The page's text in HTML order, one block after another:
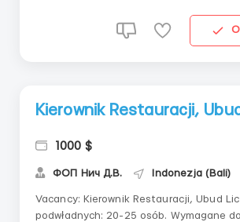
Kierownik Restauracji, Ubud
1000 $
ФОП Нич Д.В. Indonezja (Bali)
Vacancy: Kierownik Restauracji, Ubud Liczba
podwładnych: 20-25 osób. Wymagane doświadczenie